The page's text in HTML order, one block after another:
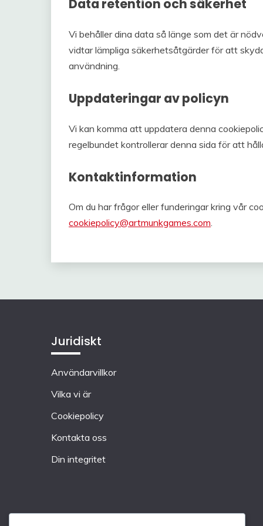
Data retention och säkerhet
Vi behåller dina data så länge som det är
vidtar lämpliga säkerhetsåtgärder för att
användning.
Uppdateringar av policyn
Vi kan komma att uppdatera denna
regelbundet kontrollerar denna sida för att
Kontaktinformation
Om du har frågor eller funderingar kring vår
cookiepolicy@artmunkgames.com.
Juridiskt
Användarvillkor
Vilka vi är
Cookiepolicy
Kontakta oss
Din integritet